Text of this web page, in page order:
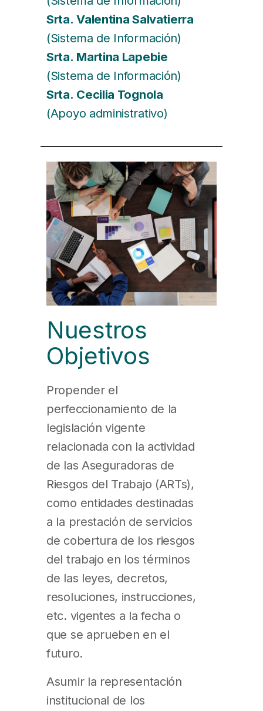
Srta. Valentina Salvatierra
(Sistema de Información)
Srta. Martina Lapebie
(Sistema de Información)
Srta. Cecilia Tognola
(Apoyo administrativo)
Nuestros
Objetivos
Propender el
perfeccionamiento de la
legislación vigente
relacionada con la actividad
de las Aseguradoras de
Riesgos del Trabajo (ARTs),
como entidades destinadas
a la prestación de servicios
de cobertura de los riesgos
del trabajo en los términos
de las leyes, decretos,
resoluciones, instrucciones,
etc. vigentes a la fecha o
que se aprueben en el
futuro.
Asumir la representación
institucional de los